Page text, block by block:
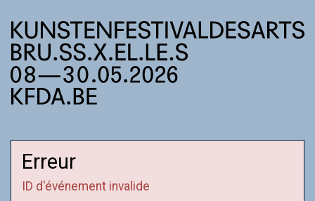
Erreur
ID d'événement invalide